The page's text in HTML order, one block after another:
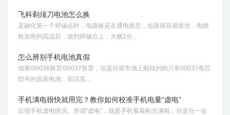
飞科剃须刀电池怎么换
是融化第一个焊锡点时，电路板还在通电状态，短路很容易发生，电烙
铁加热到高温后，放到焊锡点上，大概1分...
怎么辨别手机电池真假
德赛/00036新普/00037新普，但是目前市场上能找到的只有00037电芯
型号的原装电池，实话实...
手机满电很快就用完？教你如何校准手机电量“虚电”
出现手机虚电情况。所谓“虚电”，就是手机看着刚充满电，但是玩一会